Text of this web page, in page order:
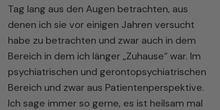
Tag lang aus den Augen betrachten, aus
denen ich sie vor einigen Jahren versucht
habe zu betrachten und zwar auch in dem
Bereich in dem ich länger „Zuhause“ war. Im
psychiatrischen und gerontopsychiatrischen
Bereich und zwar aus Patientenperspektive.
Ich sage immer so gerne, es ist heilsam mal